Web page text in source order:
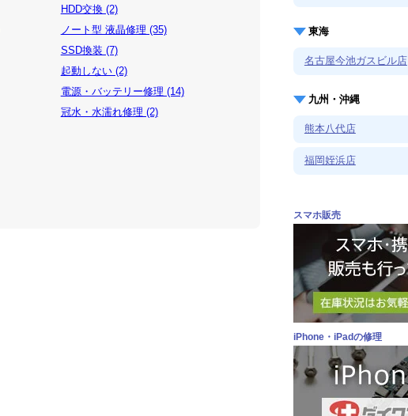
HDD交換 (2)
ノート型 液晶修理 (35)
SSD換装 (7)
起動しない (2)
電源・バッテリー修理 (14)
冠水・水濡れ修理 (2)
東海
名古屋今池ガスビル店
九州・沖縄
熊本八代店
福岡姪浜店
スマホ販売
iPhone・iPadの修理